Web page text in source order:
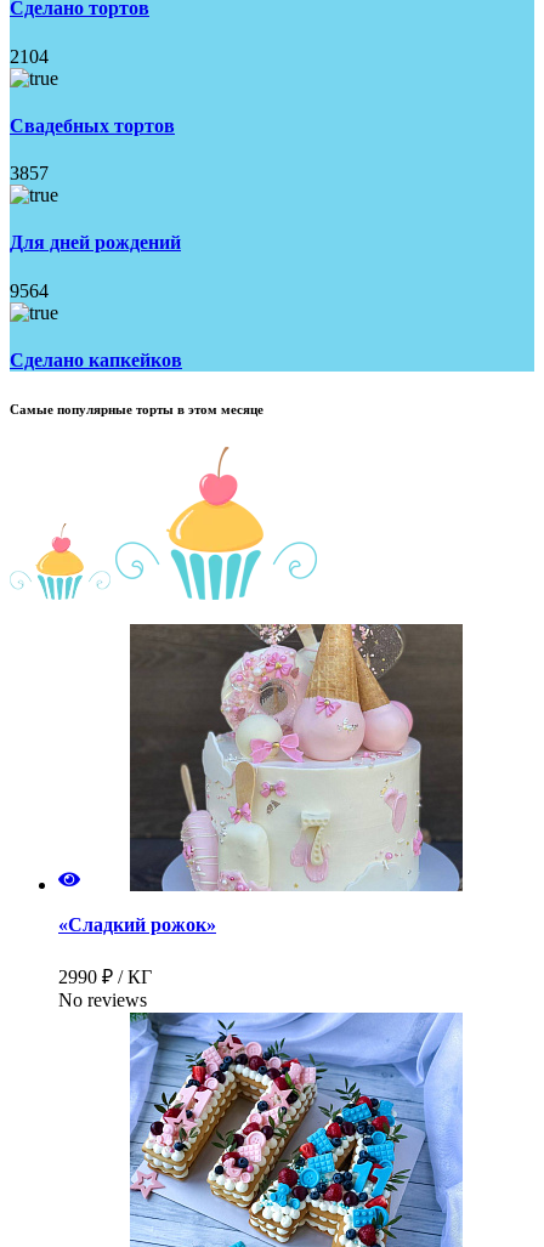
Сделано тортов
2104
Свадебных тортов
3857
Для дней рождений
9564
Сделано капкейков
Самые популярные торты в этом месяце
«Сладкий рожок»
2990 ₽ / КГ
No reviews